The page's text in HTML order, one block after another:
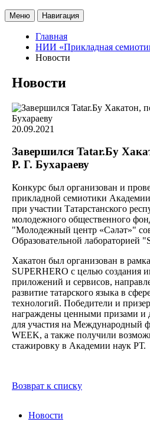
Меню Навигация
Главная
НИИ «Прикладная
Новости
Новости
20.09.2021
Завершился Tatar.Бу
Р. Г. Бухараеву
Конкурс был организован и
прикладной семиотики
при участии Татарстанского
молодежного общественного
"Молодежный центр «Сәләт»"
Образовательной лабораторией
Хакатон был организован в
SUPERHERO с целью создания
приложений и сервисов,
развитие татарского языка в
технологий. Победители и
награждены ценными призами
для участия на
WEEK, а также получили
стажировку в Академии наук РТ.
Возврат к списку
Новости